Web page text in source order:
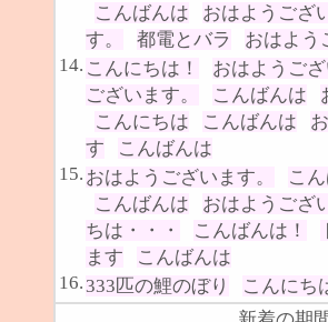
こんばんは
おはようござ
す。
都電とバラ
おはよう
14. こんにちは！ おはようござ
ございます。
こんばんは
こんにちは
こんばんは
す
こんばんは
15. おはようございます。 こ
こんばんは
おはようござ
ちは・・・
こんばんは！
ます
こんばんは
16.333匹の鯉のぼり
こんにち